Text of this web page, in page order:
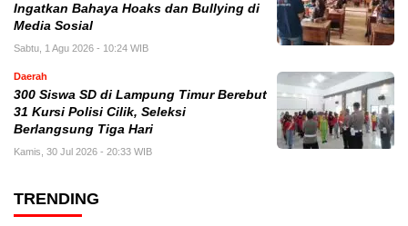
Ingatkan Bahaya Hoaks dan Bullying di
Media Sosial
Sabtu, 1 Agu 2026 - 10:24 WIB
Daerah
300 Siswa SD di Lampung Timur Berebut
31 Kursi Polisi Cilik, Seleksi
Berlangsung Tiga Hari
Kamis, 30 Jul 2026 - 20:33 WIB
TRENDING